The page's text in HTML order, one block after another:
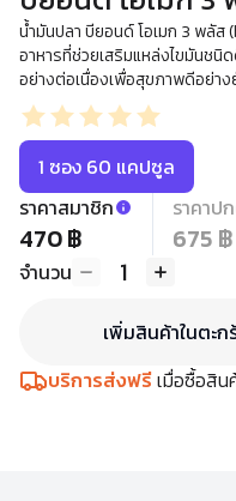
น้ำมันปลา บียอนด์ โอเมก 3 พลั
อาหารที่ช่วยเสริมแหล่งไขมันชนิ
อย่างต่อเนื่องเพื่อสุขภาพดีอย่า
1 ซอง 60 แคปซูล
ราคาสมาชิก
470 ฿
ราคาป
675 ฿
จำนวน 1
เพิ่มสินค้าในตะก
บริการส่งฟรีเมื่อซื้อสิน